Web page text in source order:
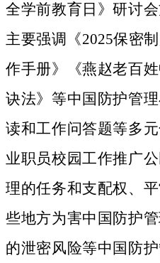
全学前教育日》研讨
主要强调《2025保密
作手册》《燕赵老百
诀法》等中国防护管
读和工作问答题等多
业职员校园工作推广
理的任务和支配权、
些地方为害中国防护
的泄密风险等中国防